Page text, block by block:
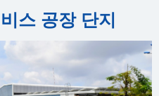
스 공장 단지